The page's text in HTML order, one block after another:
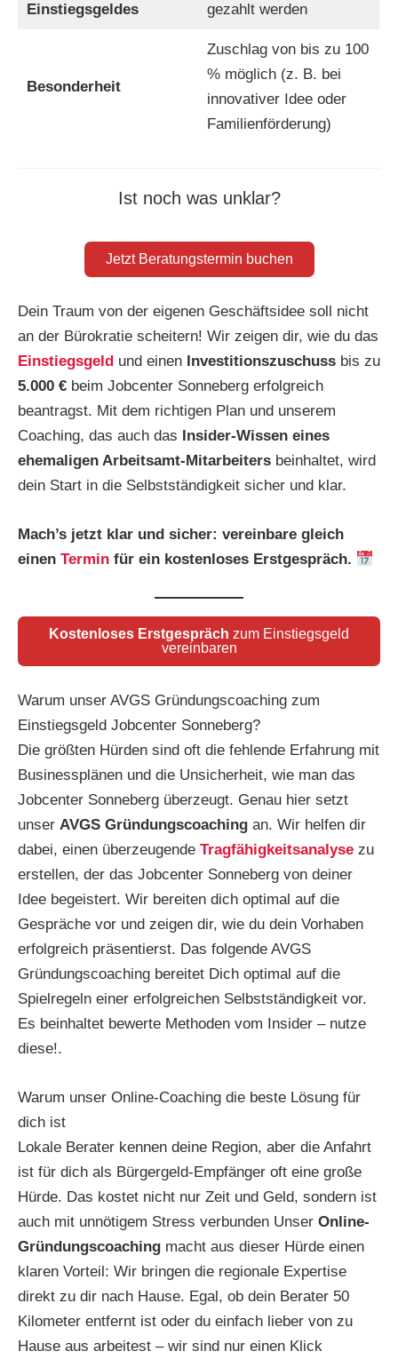
Einstiegsgeldes
gezahlt werden
Besonderheit
Zuschlag von bis zu 100
% möglich (z. B. bei
innovativer Idee oder
Familienförderung)
Ist noch was unklar?
Jetzt Beratungstermin buchen
Dein Traum von der eigenen Geschäftsidee soll nicht
an der Bürokratie scheitern! Wir zeigen dir, wie du das
Einstiegsgeld und einen Investitionszuschuss bis zu
5.000 € beim Jobcenter Sonneberg erfolgreich
beantragst. Mit dem richtigen Plan und unserem
Coaching, das auch das
Insider-Wissen eines
ehemaligen Arbeitsamt-Mitarbeiters beinhaltet, wird
dein Start in die Selbstständigkeit sicher und klar.
Mach’s jetzt klar und sicher: vereinbare gleich
einen Termin für ein kostenloses Erstgespräch.
Kostenloses Erstgespräch zum Einstiegsgeld
vereinbaren
Warum unser AVGS Gründungscoaching zum
Einstiegsgeld Jobcenter Sonneberg?
Die größten Hürden sind oft die fehlende Erfahrung mit
Businessplänen und die Unsicherheit, wie man das
Jobcenter Sonneberg überzeugt. Genau hier setzt
unser AVGS Gründungscoaching an. Wir helfen dir
dabei, einen überzeugende Tragfähigkeitsanalyse zu
erstellen, der das Jobcenter Sonneberg von deiner
Idee begeistert. Wir bereiten dich optimal auf die
Gespräche vor und zeigen dir, wie du dein Vorhaben
erfolgreich präsentierst. Das folgende AVGS
Gründungscoaching bereitet Dich optimal auf die
Spielregeln einer erfolgreichen Selbstständigkeit vor.
Es beinhaltet bewerte Methoden vom Insider – nutze
diese!.
Warum unser Online-Coaching die beste Lösung für
dich ist
Lokale Berater kennen deine Region, aber die Anfahrt
ist für dich als Bürgergeld-Empfänger oft eine große
Hürde. Das kostet nicht nur Zeit und Geld, sondern ist
auch mit unnötigem Stress verbunden Unser Online-
Gründungscoaching macht aus dieser Hürde einen
klaren Vorteil: Wir bringen die regionale Expertise
direkt zu dir nach Hause. Egal, ob dein Berater 50
Kilometer entfernt ist oder du einfach lieber von zu
Hause aus arbeitest – wir sind nur einen Klick